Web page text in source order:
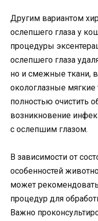
Другим вариантом
ослепшего глаза у
процедуры
ослепшего глаза
но и смежные ткани,
окологлазные мягкие
полностью очистить
возникновение
с ослепшим глазом.
В зависимости от
особенностей
может рекомендовать
процедур для
Важно